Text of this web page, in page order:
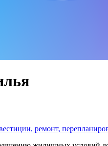
ремонт,